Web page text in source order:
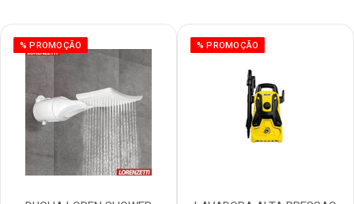
% PROMOÇÃO % PROMOÇÃO